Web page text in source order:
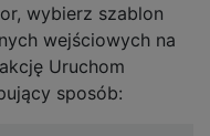
wybierz szablon
wejściowych na
Uruchom
sposób: